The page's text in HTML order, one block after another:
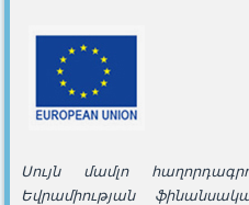
Սույն մամլո
Եվրամիության